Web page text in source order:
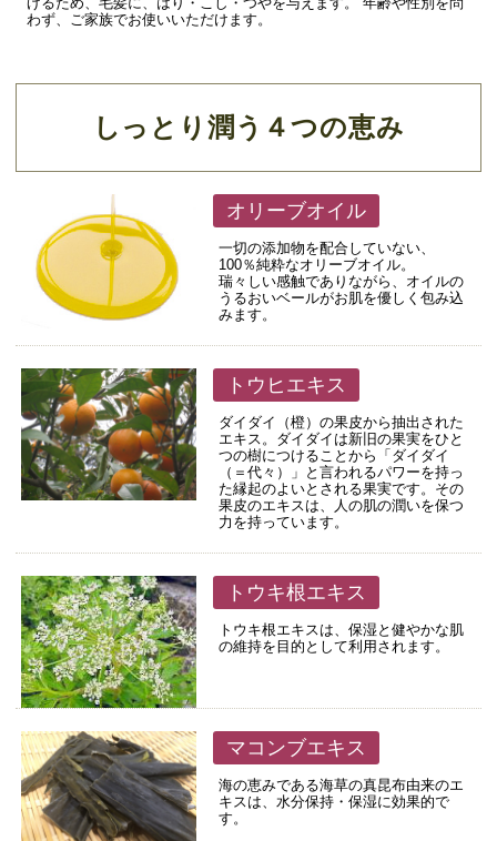
わず、ご家族でお使いいただけます。
しっとり潤う４つの恵み
オリーブオイル
一切の添加物を配合していない、
100％純粋なオリーブオイル。
瑞々しい感触でありながら、オイルの
うるおいベールがお肌を優しく包み込
みます。
トウヒエキス
ダイダイ（橙）の果皮から抽出された
エキス。ダイダイは新旧の果実をひと
つの樹につけることから「ダイダイ
（＝代々）」と言われるパワーを持っ
た縁起のよいとされる果実です。その
果皮のエキスは、人の肌の潤いを保つ
力を持っています。
トウキ根エキス
トウキ根エキスは、保湿と健やかな肌
の維持を目的として利用されます。
マコンブエキス
海の恵みである海草の真昆布由来のエ
キスは、水分保持・保湿に効果的で
す。